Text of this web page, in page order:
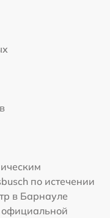
по истечении
в Барнауле
официальной